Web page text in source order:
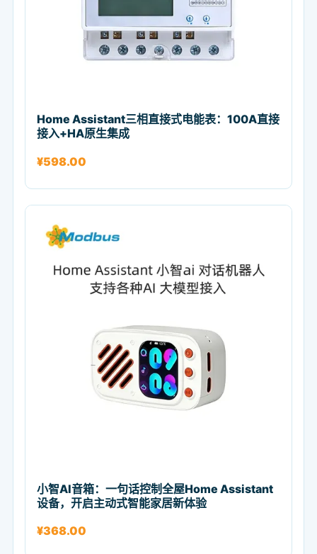
Home Assistant三相直接式电能表：100A直接
接入+HA原生集成
¥598.00
小智AI音箱：一句话控制全屋Home Assistant
设备，开启主动式智能家居新体验
¥368.00